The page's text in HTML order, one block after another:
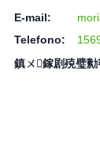
E-mail:
Telefono:
鎮ㄨ鎵剧殑璧